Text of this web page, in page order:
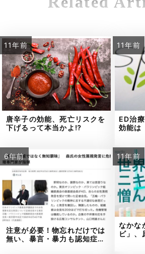
11年前
唐辛子の効能、死亡リスクを
下げるって本当かよ⁉
11年前
ED治
効能は
6年前
注意が必要！物忘れだけでは
無い、暴言・暴力も認知症…
11年前
なかな
ビ」、